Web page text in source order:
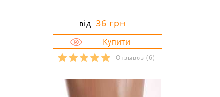
від 36 грн
Отзывов (6)